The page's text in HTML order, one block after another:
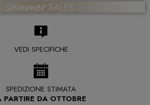
VEDI SPECIFICHE
SPEDIZIONE STIMATA
PARTIRE DA OTTOBRE